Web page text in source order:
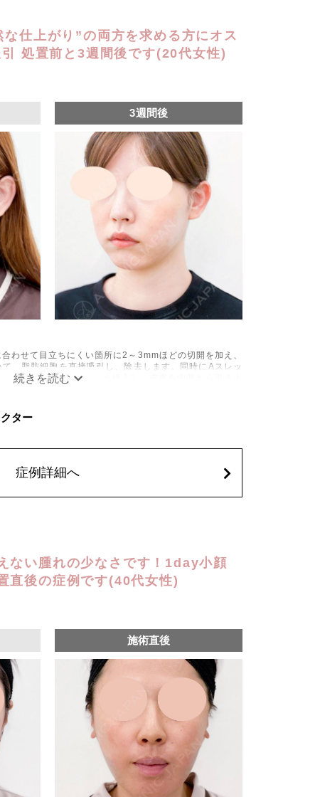
仕上がり”の両方を求める方にオス
処置前と3週間後です(20代女性)
3週間後
わせて目立ちにくい箇所に2～3mmほどの切開を加え、
、脂肪細胞を直接吸引し、除去します。同時にAスレッ
立たない部分から皮下へ挿入し、皮膚を内側から引き上
しびれ、むくみ、内出血、引き攣れ感などが術後一時的
に貧血、細菌感染症、左右差、施術箇所の知覚鈍麻、ぼ
円(税込)
ター
症例詳細へ
ない腫れの少なさです！1day小顔
直後の症例です(40代女性)
施術直後